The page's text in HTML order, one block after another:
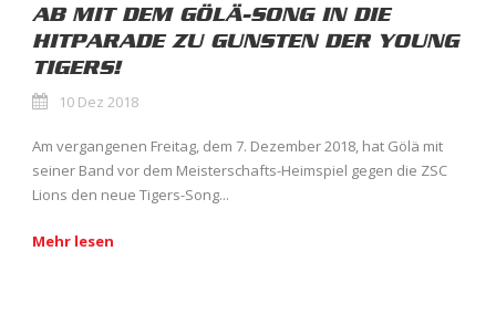
AB MIT DEM GÖLÄ-SONG IN DIE
HITPARADE ZU GUNSTEN DER YOUNG
TIGERS!
10 Dez 2018
Am vergangenen Freitag, dem 7. Dezember 2018, hat Gölä mit
seiner Band vor dem Meisterschafts-Heimspiel gegen die ZSC
Lions den neue Tigers-Song...
Mehr lesen